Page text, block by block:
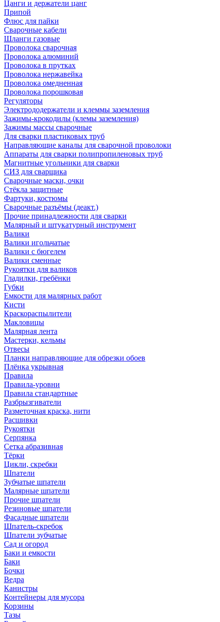
Цанги и держатели цанг
Припой
Флюс для пайки
Сварочные кабели
Шланги газовые
Проволока сварочная
Проволока алюминий
Проволока в прутках
Проволока нержавейка
Проволока омедненная
Проволока порошковая
Регуляторы
Электрододержатели и клеммы заземления
Зажимы-крокодилы (клемы заземления)
Зажимы массы сварочные
Для сварки пластиковых труб
Направляющие каналы для сварочной проволоки
Аппараты для сварки полипропиленовых труб
Магнитные угольники для сварки
СИЗ для сварщика
Сварочные маски, очки
Стёкла защитные
Фартуки, костюмы
Сварочные разъёмы (деакт.)
Прочие принадлежности для сварки
Малярный и штукатурный инструмент
Валики
Валики игольчатые
Валики с бюгелем
Валики сменные
Рукоятки для валиков
Гладилки, гребёнки
Губки
Емкости для малярных работ
Кисти
Краскораспылители
Макловицы
Малярная лента
Мастерки, кельмы
Отвесы
Планки направляющие для обрезки обоев
Плёнка укрывная
Правила
Правила-уровни
Правила стандартные
Разбрызгиватели
Разметочная краска, нити
Расшивки
Рукоятки
Серпянка
Сетка абразивная
Тёрки
Цикли, скребки
Шпатели
Зубчатые шпатели
Малярные шпатели
Прочие шпатели
Резиновые шпатели
Фасадные шпатели
Шпатель-скребок
Шпатели зубчатые
Сад и огород
Баки и емкости
Баки
Бочки
Ведра
Канистры
Контейнеры для мусора
Корзины
Тазы